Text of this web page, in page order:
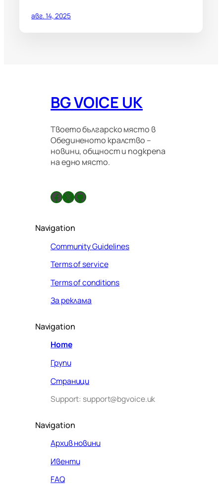
авг. 14, 2025
BG VOICE UK
Твоето българско място в
Обединеното кралство –
новини, общност и подкрепа
на едно място.
Facebook X GitHub
Navigation
Community Guidelines
Terms of service
Terms of conditions
За реклама
Navigation
Home
Групи
Страници
Support: support@bgvoice.uk
Navigation
Архив новини
Ивенти
FAQ